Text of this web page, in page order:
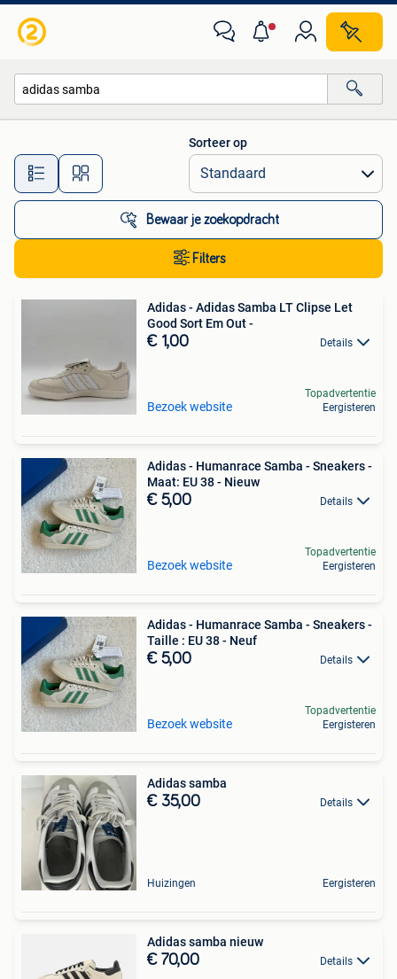
Alle afstanden…
Sorteer op
Bewaar je zoekopdracht
Filters
Adidas - Adidas Samba LT Clipse Let
Good Sort Em Out -
€ 1,00 Details
Bezoek website
Topadvertentie
Eergisteren
Adidas - Humanrace Samba - Sneakers -
Maat: EU 38 - Nieuw
€ 5,00 Details
Bezoek website
Topadvertentie
Eergisteren
Adidas - Humanrace Samba - Sneakers -
Taille : EU 38 - Neuf
€ 5,00 Details
Bezoek website
Topadvertentie
Eergisteren
Adidas samba
€ 35,00 Details
Huizingen Eergisteren
Adidas samba nieuw
€ 70,00 Details